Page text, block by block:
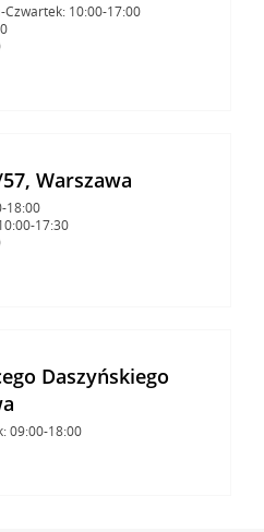
Czwartek: 10:00-17:00
Warszawa
18:00
17:30
Daszyńskiego
09:00-18:00